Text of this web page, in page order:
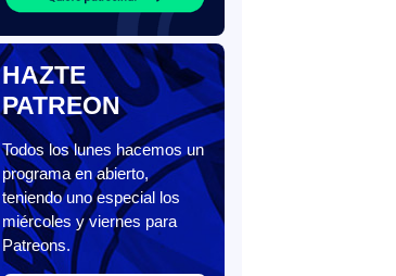
HAZTE
PATREON
Todos los lunes hacemos un
programa en abierto,
teniendo uno especial los
miércoles y viernes para
Patreons.